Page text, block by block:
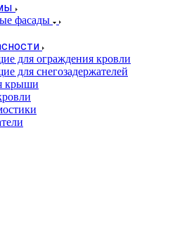
фасады
для ограждения кровли
для снегозадержателей
крыши